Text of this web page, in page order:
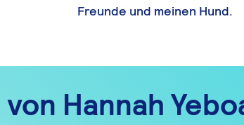
Freunde und meinen Hund.
Hannah